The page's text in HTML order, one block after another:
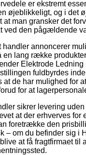
er ekstremt
øjeblikkeligt, og i det
man gransker det
ved den pågældende
handler annoncerer
en lang række
Elektrode Ledning
fuldbyrdes
at de har mulighed for
for at
sikrer levering
at der erhverves for
foretrække den
– om du befinder sig i
at få fragtfirmaet til